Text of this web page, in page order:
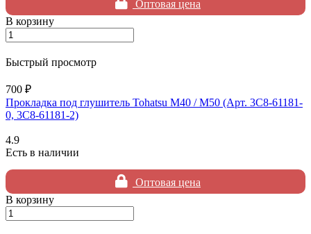
Оптовая цена
В корзину
Быстрый просмотр
700 ₽
Прокладка под глушитель Tohatsu M40 / M50 (Арт. 3C8-61181-
0, 3C8-61181-2)
4.9
Есть в наличии
Оптовая цена
В корзину